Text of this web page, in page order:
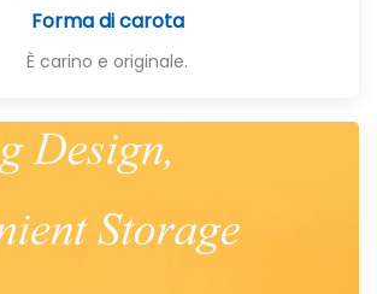
Forma di carota
È carino e originale.